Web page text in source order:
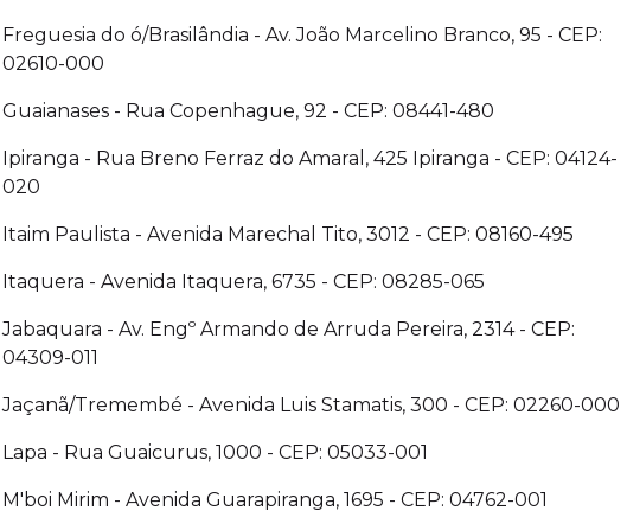
Freguesia do ó/Brasilândia - Av. João Marcelino Branco, 95 - CEP:
02610-000
Guaianases - Rua Copenhague, 92 - CEP: 08441-480
Ipiranga - Rua Breno Ferraz do Amaral, 425 Ipiranga - CEP: 04124-
020
Itaim Paulista - Avenida Marechal Tito, 3012 - CEP: 08160-495
Itaquera - Avenida Itaquera, 6735 - CEP: 08285-065
Jabaquara - Av. Engº Armando de Arruda Pereira, 2314 - CEP:
04309-011
Jaçanã/Tremembé - Avenida Luis Stamatis, 300 - CEP: 02260-000
Lapa - Rua Guaicurus, 1000 - CEP: 05033-001
M'boi Mirim - Avenida Guarapiranga, 1695 - CEP: 04762-001